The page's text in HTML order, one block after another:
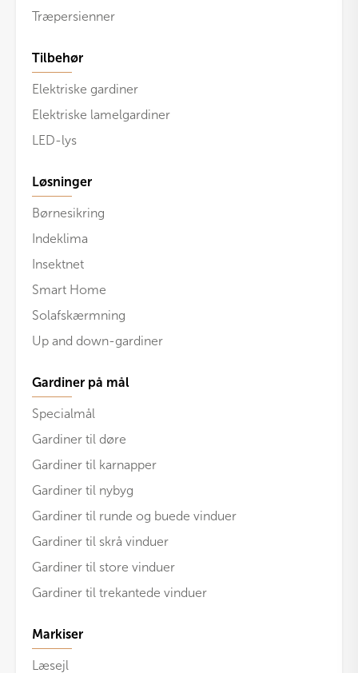
Træpersienner
Tilbehør
Elektriske gardiner
Elektriske lamelgardiner
LED-lys
Løsninger
Børnesikring
Indeklima
Insektnet
Smart Home
Solafskærmning
Up and down-gardiner
Gardiner på mål
Specialmål
Gardiner til døre
Gardiner til karnapper
Gardiner til nybyg
Gardiner til runde og buede vinduer
Gardiner til skrå vinduer
Gardiner til store vinduer
Gardiner til trekantede vinduer
Markiser
Læsejl